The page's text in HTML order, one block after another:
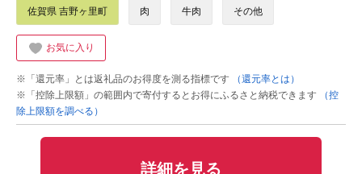
佐賀県 吉野ヶ里町 肉 牛肉 その他
お気に入り
※「還元率」とは返礼品のお得度を測る指標です
（還元率とは）
※「控除上限額」の範囲内で寄付するとお得にふるさと納税できます
（控
除上限額を調べる）
詳細を見る